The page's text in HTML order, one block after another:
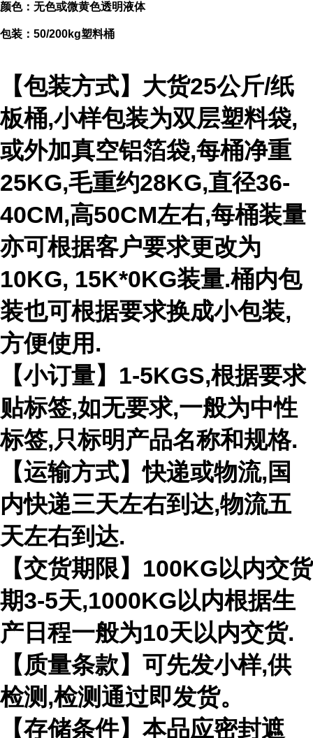
颜色：无色或微黄色透明液体
包装：50/200kg塑料桶
【包装方式】大货25公斤/纸
板桶,小样包装为双层塑料袋,
或外加真空铝箔袋,每桶净重
25KG,毛重约28KG,直径36-
40CM,高50CM左右,每桶装量
亦可根据客户要求更改为
10KG, 15K*0KG装量.桶内包
装也可根据要求换成小包装,
方便使用.
【小订量】1-5KGS,根据要求
贴标签,如无要求,一般为中性
标签,只标明产品名称和规格.
【运输方式】快递或物流,国
内快递三天左右到达,物流五
天左右到达.
【交货期限】100KG以内交货
期3-5天,1000KG以内根据生
产日程一般为10天以内交货.
【质量条款】可先发小样,供
检测,检测通过即发货。
【存储条件】本品应密封遮